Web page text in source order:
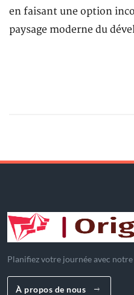
en faisant une option
paysage moderne du
Planifiez votre journée avec
À propos de nous